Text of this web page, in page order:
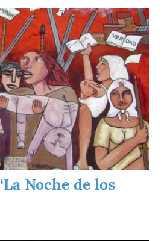
Noche de los